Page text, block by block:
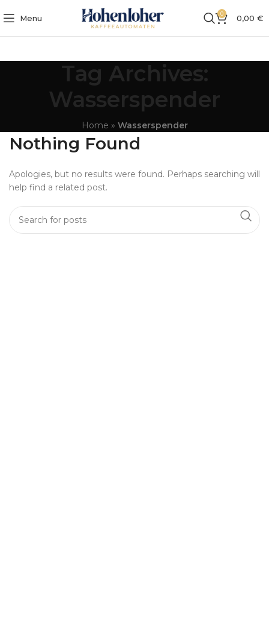
Menu 0 0,00 €
Tag Archives:
Wasserspender
Home » Wasserspender
Nothing Found
Apologies, but no results were found. Perhaps searching will
help find a related post.